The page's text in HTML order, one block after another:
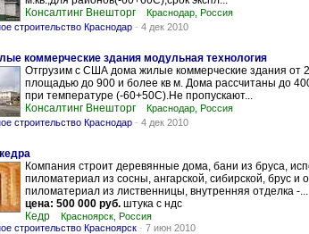
Консалтинг Внешторг
Краснодар, Россия
строительство Краснодар - 4 дек 2010
коммерческие здания модульная технология
Отгрузим с США дома жилые коммерческие здания от
площадью до 900 и более кв м. Дома рассчитаны до
при температуре (-60+50С).Не пропускают...
Консалтинг Внешторг
Краснодар, Россия
строительство Краснодар - 4 дек 2010
Компания строит деревянные дома, бани из бруса,
пиломатериал из сосны, ангарской, сибирской, брус и
пиломатериал из лиственницы, внутренняя отделка -...
цена: 500 000 руб. штука с ндс
Кедр
Красноярск, Россия
строительство Красноярск - 7 июн 2010